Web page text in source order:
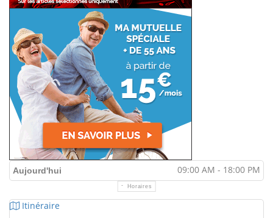
Aujourd'hui 09:00 AM - 18:00 PM
Horaires
Itinéraire